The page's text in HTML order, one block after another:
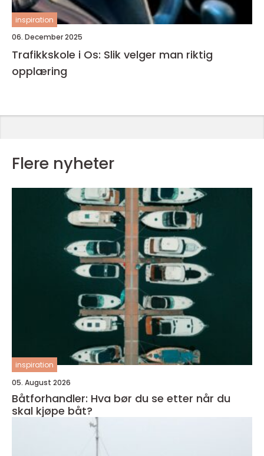
inspiration
06. December 2025
Trafikkskole i Os: Slik velger man riktig
opplæring
Flere nyheter
inspiration
05. August 2026
Båtforhandler: Hva bør du se etter når du
skal kjøpe båt?